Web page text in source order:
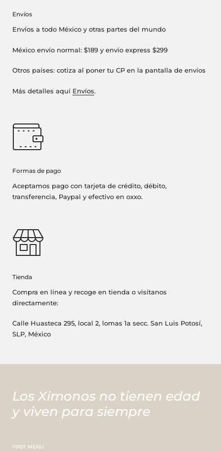
Envíos
Envíos a todo México y otras partes del mundo
México envío normal: $189 y envío express $299
Otros países: cotiza al poner tu CP en la pantalla de envíos
Más detalles aquí Envíos.
Formas de pago
Aceptamos pago con tarjeta de crédito, débito,
transferencia, Paypal y efectivo en oxxo.
Tienda
Compra en línea y recoge en tienda o visítanos
directamente:
Calle Huasteca 295, local 2, lomas 1a secc. San Luis Potosí,
SLP, México
Los Ximonos no tienen edad
y viven para siempre
FIRST MENU